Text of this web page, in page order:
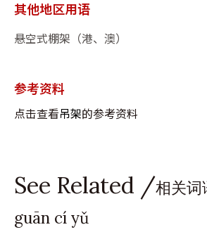
其他地区用语
悬空式棚架（港、澳）
参考资料
点击查看吊架的参考资料
See Related /相关
guān cí yǔ